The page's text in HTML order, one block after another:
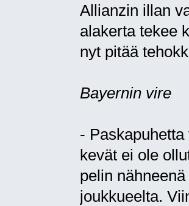
Allianzin illan
alakerta tekee
nyt pitää
Bayernin vire
-
kevät ei ole
pelin
joukkueelta.